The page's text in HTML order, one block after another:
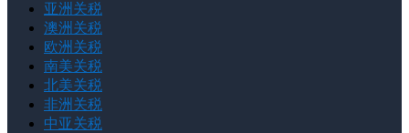
亚洲关税
澳洲关税
欧洲关税
南美关税
北美关税
非洲关税
中亚关税